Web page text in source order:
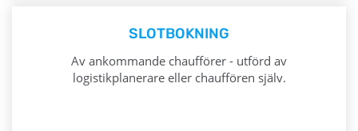
SLOTBOKNING
Av ankommande chaufförer - utförd av
logistikplanerare eller chauffören själv.